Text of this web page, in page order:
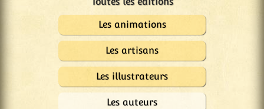
Les animations
Les artisans
Les illustrateurs
Les auteurs